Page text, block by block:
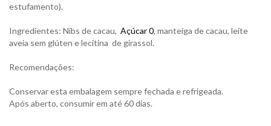
estufamento).
Ingredientes: Nibs de cacau, Açúcar 0, manteiga de cacau, leite
aveia sem glúten e lecitina de girassol.
Recomendações:
Conservar esta embalagem sempre fechada e refrigeada.
Após aberto, consumir em até 60 dias.